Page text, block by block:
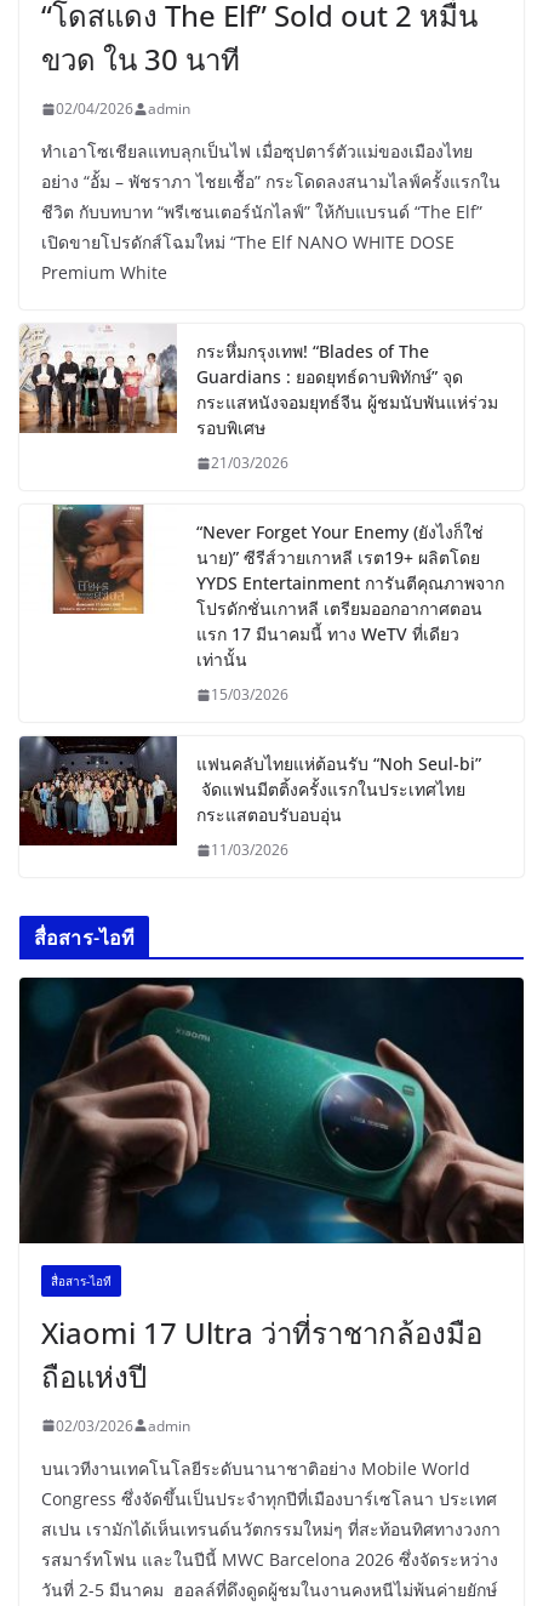
“โดสแดง The Elf” Sold out 2 หมื่น
ขวด ใน 30 นาที
02/04/2026 admin
ทำเอาโซเชียลแทบลุกเป็นไฟ เมื่อซุปตาร์ตัวแม่ของเมืองไทย
อย่าง “อั้ม – พัชราภา ไชยเชื้อ” กระโดดลงสนามไลฟ์ครั้งแรกใน
ชีวิต กับบทบาท “พรีเซนเตอร์นักไลฟ์” ให้กับแบรนด์ “The Elf”
เปิดขายโปรดักส์โฉมใหม่ “The Elf NANO WHITE DOSE
Premium White
กระหึ่มกรุงเทพ! “Blades of The
Guardians : ยอดยุทธ์ดาบพิทักษ์” จุด
กระแสหนังจอมยุทธ์จีน ผู้ชมนับพันแห่ร่วม
รอบพิเศษ
21/03/2026
“Never Forget Your Enemy (ยังไงก็ใช่
นาย)” ซีรีส์วายเกาหลี เรต19+ ผลิตโดย
YYDS Entertainment การันตีคุณภาพจาก
โปรดักชั่นเกาหลี เตรียมออกอากาศตอน
แรก 17 มีนาคมนี้ ทาง WeTV ที่เดียว
เท่านั้น
15/03/2026
แฟนคลับไทยแห่ต้อนรับ “Noh Seul-bi”
จัดแฟนมีตติ้งครั้งแรกในประเทศไทย
กระแสตอบรับอบอุ่น
11/03/2026
สื่อสาร-ไอที
สื่อสาร-ไอที
Xiaomi 17 Ultra ว่าที่ราชากล้องมือ
ถือแห่งปี
02/03/2026 admin
บนเวทีงานเทคโนโลยีระดับนานาชาติอย่าง Mobile World
Congress ซึ่งจัดขึ้นเป็นประจำทุกปีที่เมืองบาร์เซโลนา ประเทศ
สเปน เรามักได้เห็นเทรนด์นวัตกรรมใหม่ๆ ที่สะท้อนทิศทางวงกา
รสมาร์ทโฟน และในปีนี้ MWC Barcelona 2026 ซึ่งจัดระหว่าง
วันที่ 2-5 มีนาคม ฮอลล์ที่ดึงดูดผู้ชมในงานคงหนีไม่พ้นค่ายยักษ์